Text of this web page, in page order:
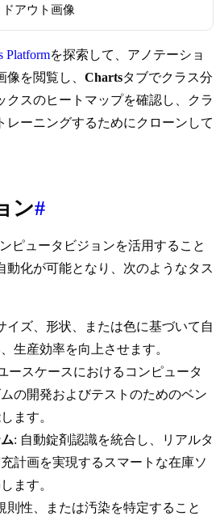
ドアウト画像
Platformを探索して、アノテーショ
を閲覧し、 Chartsタブでクラス分
クスのヒートマップを確認し、クラ
レーニングするためにクローンして
ン#
ピュータビジョンを活用すること
動化が可能となり、次のようなタス
イズ、形状、または色に基づいて自
生産効率を向上させます。
ースケースにおけるコンピュータ
の開発およびテストのためのベン
ます。
: 自動錠剤認識を統合し、リアルタ
計画を実現するスマートな在庫ソ
ます。
則性、または汚染を特定すること